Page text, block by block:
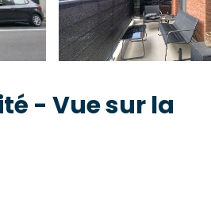
- Vue sur la